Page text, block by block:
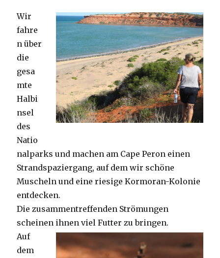
Wir
fahre
n über
die
gesa
mte
Halbi
nsel
des
Natio
nalparks und machen am Cape Peron einen
Strandspaziergang, auf dem wir schöne
Muscheln und eine riesige Kormoran-Kolonie
entdecken.
Die zusammentreffenden Strömungen
scheinen ihnen viel Futter zu bringen.
Auf
dem